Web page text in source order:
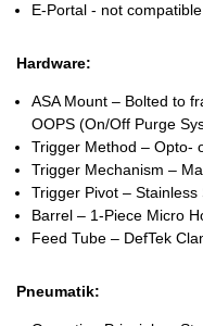
E-Portal - not compatible
Hardware:
ASA Mount – Bolted to
OOPS (On/Off Purge
Trigger Method – Opto-
Trigger Mechanism –
Trigger Pivot – Stainless
Barrel – 1-Piece Micro
Feed Tube – DefTek
Pneumatik: